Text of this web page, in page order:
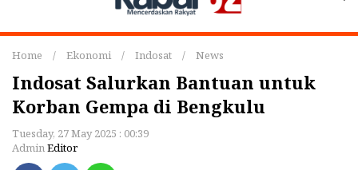
Home / Ekonomi / Indosat / News
Indosat Salurkan Bantuan untuk
Korban Gempa di Bengkulu
Tuesday, 27 May 2025 : 00:39
AdminEditor